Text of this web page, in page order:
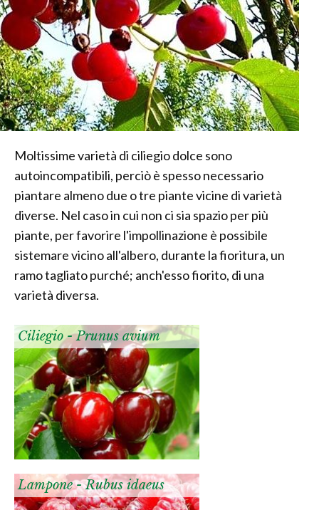
Moltissime varietà di ciliegio dolce sono
autoincompatibili, perciò è spesso necessario
piantare almeno due o tre piante vicine di varietà
diverse. Nel caso in cui non ci sia spazio per più
piante, per favorire l'impollinazione è possibile
sistemare vicino all'albero, durante la fioritura, un
ramo tagliato purché; anch'esso fiorito, di una
varietà diversa.
Ciliegio - Prunus avium
Lampone - Rubus idaeus